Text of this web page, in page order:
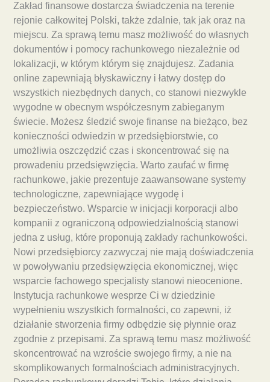
Zakład finansowe dostarcza świadczenia na terenie
rejonie całkowitej Polski, także zdalnie, tak jak oraz na
miejscu. Za sprawą temu masz możliwość do własnych
dokumentów i pomocy rachunkowego niezależnie od
lokalizacji, w którym którym się znajdujesz. Zadania
online zapewniają błyskawiczny i łatwy dostęp do
wszystkich niezbędnych danych, co stanowi niezwykle
wygodne w obecnym współczesnym zabieganym
świecie. Możesz śledzić swoje finanse na bieżąco, bez
konieczności odwiedzin w przedsiębiorstwie, co
umożliwia oszczędzić czas i skoncentrować się na
prowadeniu przedsięwzięcia. Warto zaufać w firmę
rachunkowe, jakie prezentuje zaawansowane systemy
technologiczne, zapewniające wygodę i
bezpieczeństwo. Wsparcie w inicjacji korporacji albo
kompanii z ograniczoną odpowiedzialnością stanowi
jedna z usług, które proponują zakłady rachunkowości.
Nowi przedsiębiorcy zazwyczaj nie mają doświadczenia
w powoływaniu przedsięwzięcia ekonomicznej, więc
wsparcie fachowego specjalisty stanowi nieocenione.
Instytucja rachunkowe wesprze Ci w dziedzinie
wypełnieniu wszystkich formalności, co zapewni, iż
działanie stworzenia firmy odbędzie się płynnie oraz
zgodnie z przepisami. Za sprawą temu masz możliwość
skoncentrować na wzroście swojego firmy, a nie na
skomplikowanych formalnościach administracyjnych.